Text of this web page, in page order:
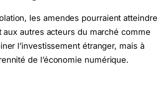
les amendes pourraient atteindre
autres acteurs du marché comme
l’investissement étranger, mais à
de l’économie numérique.